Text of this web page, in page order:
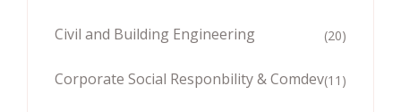
Civil and Building Engineering (20)
Corporate Social Responbility & Comdev(11)